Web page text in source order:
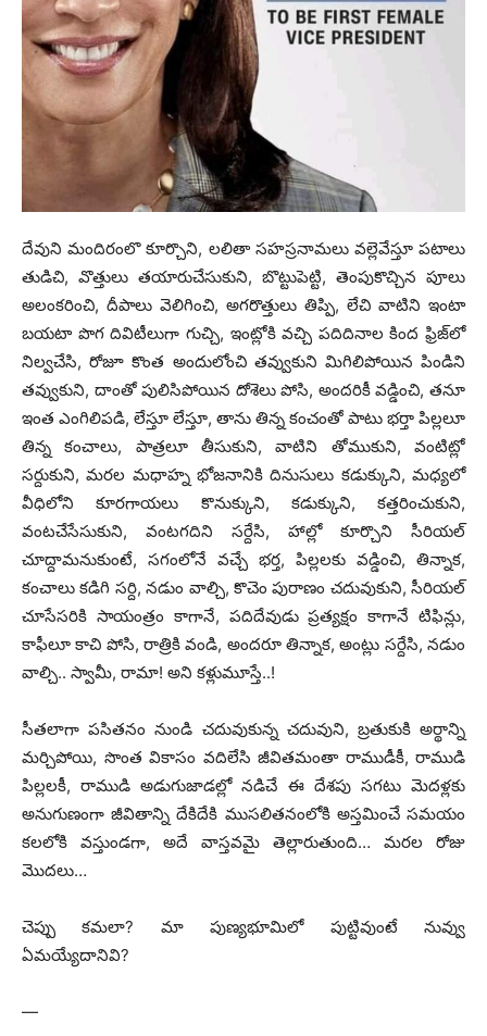
దేవుని మందిరంలొ కూర్చొని, లలితా సహస్రనామలు వల్లెవేస్తూ పటాలు
తుడిచి, వొత్తులు తయారుచేసుకుని, బొట్టుపెట్టి, తెంపుకొచ్చిన పూలు
అలంకరించి, దీపాలు వెలిగించి, అగరొత్తులు తిప్పి, లేచి వాటిని ఇంటా
బయటా పొగ దివిటీలుగా గుచ్చి, ఇంట్లోకి వచ్చి పదిదినాల కింద ఫ్రిజ్‌లో
నిల్వచేసి, రోజూ కొంత అందులోంచి తవ్వుకుని మిగిలిపోయిన పిండిని
తవ్వుకుని, దాంతో పులిసిపోయిన దోశెలు పోసి, అందరికీ వడ్డించి, తనూ
ఇంత ఎంగిలిపడి, లేస్తూ లేస్తూ, తాను తిన్న కంచంతో పాటు భర్తా పిల్లలూ
తిన్న కంచాలు, పాత్రలూ తీసుకుని, వాటిని తోముకుని, వంటిట్లో
సర్దుకుని, మరల మధాహ్న భోజనానికి దినుసులు కడుక్కుని, మధ్యలో
వీధిలోని కూరగాయలు కొనుక్కుని, కడుక్కుని, కత్తరించుకుని,
వంటచేసేసుకుని, వంటగదిని సర్దేసి, హాల్లో కూర్చొని సీరియల్
చూద్దామనుకుంటే, సగంలోనే వచ్చే భర్త, పిల్లలకు వడ్డించి, తిన్నాక,
కంచాలు కడిగి సర్ది, నడుం వాల్చి, కొచెం పురాణం చదువుకుని, సీరియల్
చూసేసరికి సాయంత్రం కాగానే, పదిదేవుడు ప్రత్యక్షం కాగానే టిఫిన్లు,
కాఫీలూ కాచి పోసి, రాత్రికి వండి, అందరూ తిన్నాక, అంట్లు సర్దేసి, నడుం
వాల్చి.. స్వామీ, రామా! అని కళ్లుమూస్తే..!
సీతలాగా పసితనం నుండి చదువుకున్న చదువుని, బ్రతుకుకి అర్థాన్ని
మర్చిపోయి, సొంత వికాసం వదిలేసి జీవితమంతా రాముడీకీ, రాముడి
పిల్లలకీ, రాముడి అడుగుజాడల్లో నడిచే ఈ దేశపు సగటు మెదళ్లకు
అనుగుణంగా జీవితాన్ని దేకిదేకి ముసలితనంలోకి అస్తమించే సమయం
కలలోకి వస్తుండగా, అదే వాస్తవమై తెల్లారుతుంది… మరల రోజు
మొదలు…
చెప్పు క‌మ‌లా? మా పుణ్యభూమిలో పుట్టివుంటే నువ్వు
ఏమయ్యేదానివి?
—